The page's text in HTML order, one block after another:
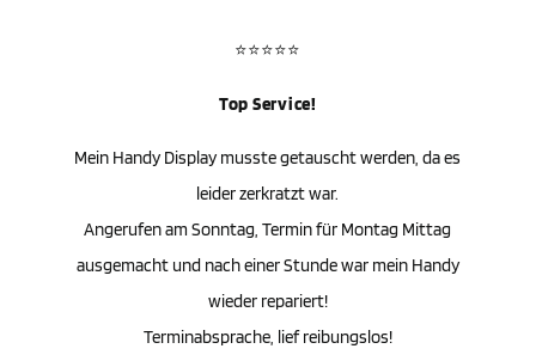
⭐⭐⭐⭐⭐
Top Service!
Mein Handy Display musste getauscht werden, da es
leider zerkratzt war.
Angerufen am Sonntag, Termin für Montag Mittag
ausgemacht und nach einer Stunde war mein Handy
wieder repariert!
Terminabsprache, lief reibungslos!